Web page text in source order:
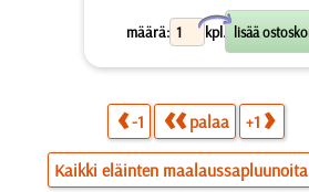
määrä: kpl.
X
-1 palaa +1
Kaikki eläinten maalaussapluunoita